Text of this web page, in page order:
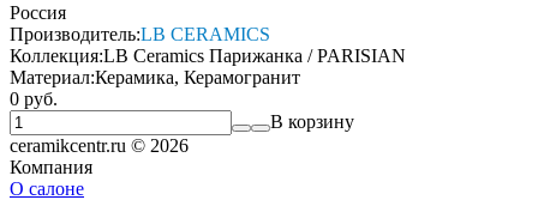
Россия
Производитель:LB CERAMICS
Коллекция:LB Ceramics Парижанка / PARISIAN
Материал:Керамика, Керамогранит
0 руб.
В корзину
ceramikcentr.ru © 2026
Компания
О салоне